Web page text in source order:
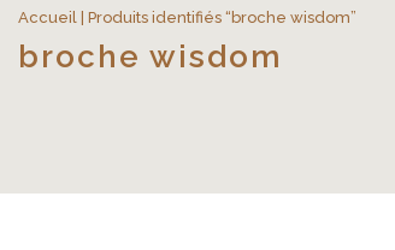
Accueil | Produits identifiés “broche wisdom”
broche wisdom